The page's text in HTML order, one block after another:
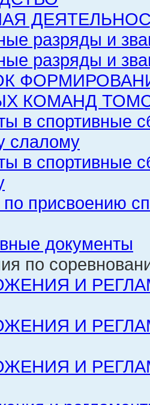
разряды и
разряды и
КОМАНД
в спортивные
слалому
в спортивные
присвоению
документы
по
И
И
И